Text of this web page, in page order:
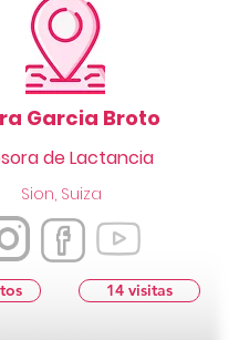
Garcia Broto
de Lactancia
Sion, Suiza
14 visitas